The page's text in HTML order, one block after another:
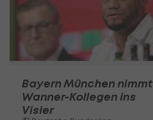
Bayern München nimmt
Wanner-Kollegen ins
Visier